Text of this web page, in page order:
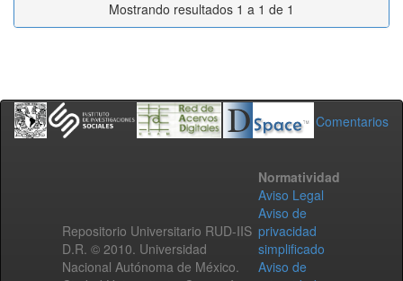
Mostrando resultados 1 a 1 de 1
Comentarios
Repositorio Universitario RUD-IIS
D.R. © 2010. Universidad
Nacional Autónoma de México.
Normatividad
Aviso Legal
Aviso de
privacidad
simplificado
Aviso de